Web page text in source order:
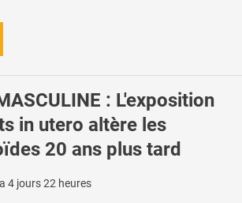
: L'exposition
in utero altère les
20 ans plus tard
4 jours 22 heures